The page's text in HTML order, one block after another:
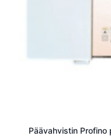
Päävahvistin Profino